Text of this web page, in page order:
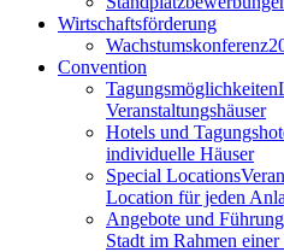
Wirtschaftsförderung
Wachstumskonferenz
Convention
Tagungsmöglichkeiten
Veranstaltungshäuser
Hotels und
individuelle Häuser
Special Locations
Location für jeden
Angebote und
Stadt im Rahmen